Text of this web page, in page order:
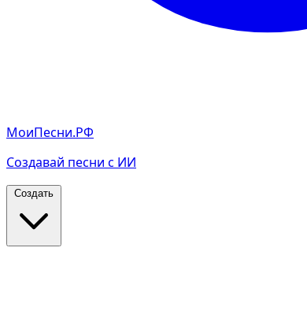
МоиПесни.РФ
Создавай песни с ИИ
Создать